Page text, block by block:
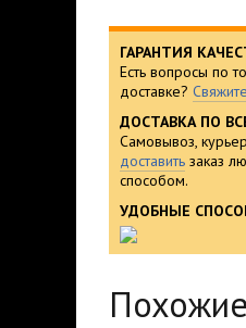
ГАРАНТИЯ
Есть вопросы по
доставке?
ДОСТАВКА ПО
Самовывоз,
доставить заказ
способом.
УДОБНЫЕ